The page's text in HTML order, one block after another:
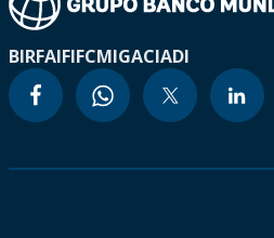
BIRFAIFIFCMIGACIADI